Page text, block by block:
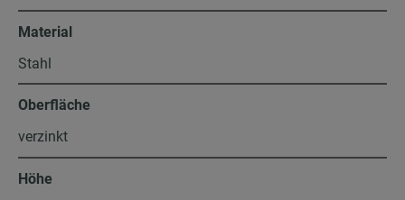
Material
Stahl
Oberfläche
verzinkt
Höhe